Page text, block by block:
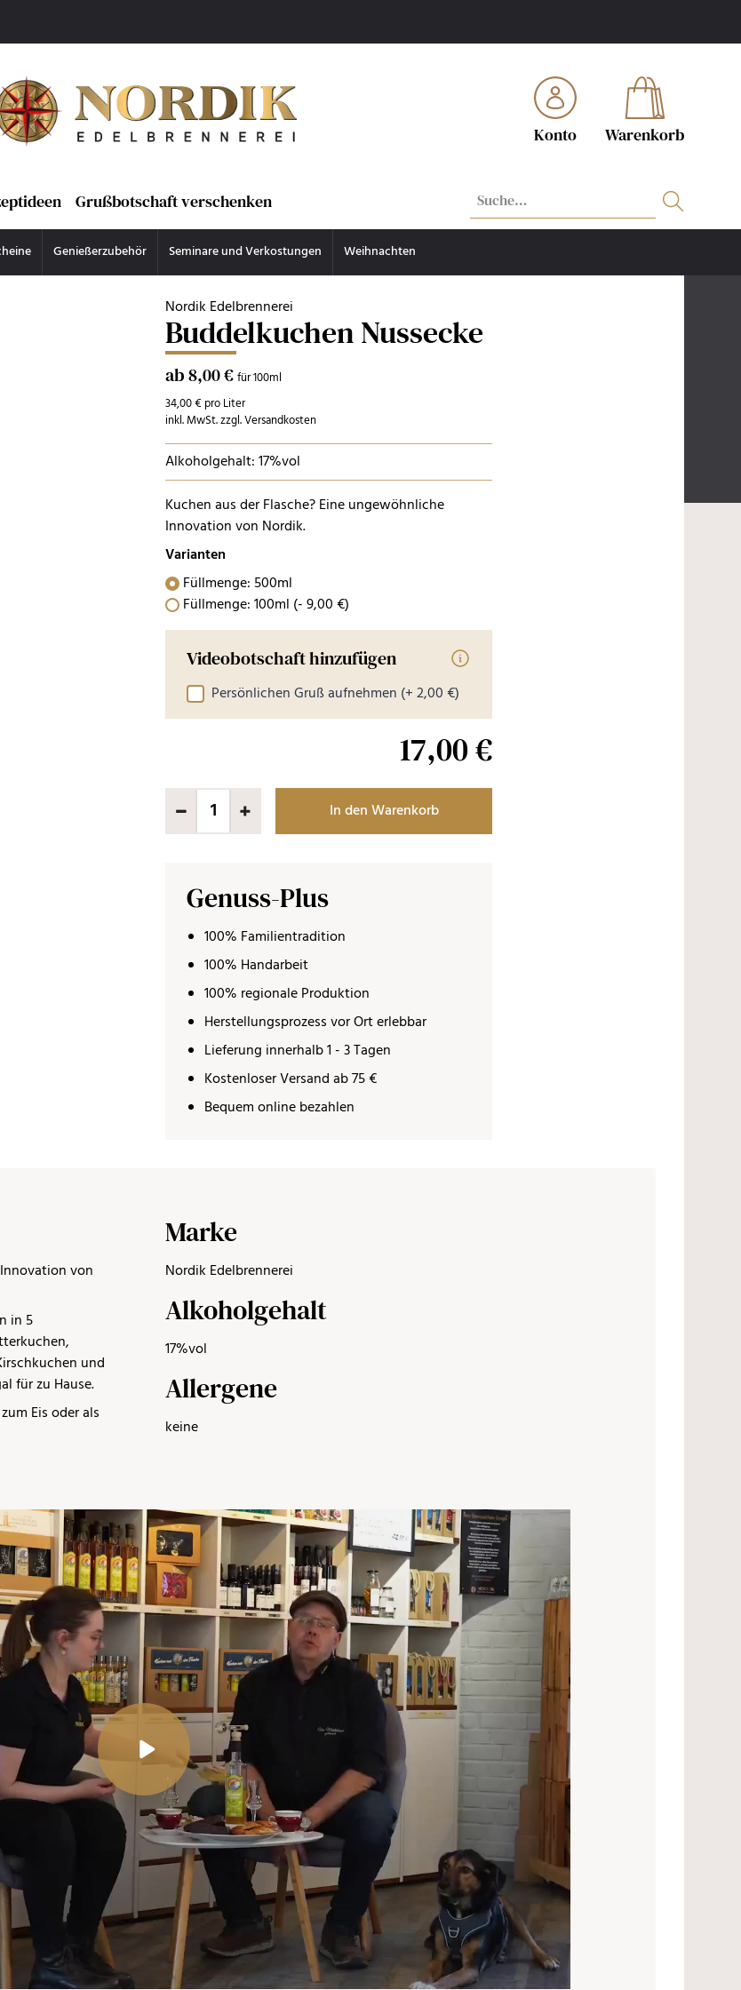
Konto Warenkorb
Grußbotschaft verschenken
Genießerzubehör Seminare und Verkostungen Weihnachten
Nordik Edelbrennerei
Buddelkuchen Nussecke
ab 8,00 €für 100ml
34,00 € pro Liter
inkl. MwSt. zzgl. Versandkosten
Alkoholgehalt: 17%vol
Kuchen aus der Flasche? Eine ungewöhnliche
Innovation von Nordik.
Varianten
Füllmenge: 500ml
Füllmenge: 100ml (-9,00€)
Videobotschaft hinzufügen Informationen zur Videobotschaft
Persönlichen Gruß aufnehmen (+ 2,00 €)
17,00 €
In den Warenkorb
Genuss-Plus
100% Familientradition
100% Handarbeit
100% regionale Produktion
Herstellungsprozess vor Ort erlebbar
Lieferung innerhalb 1 - 3 Tagen
Kostenloser Versand ab 75 €
Bequem online bezahlen
von
in 5
und
für zu Hause.
Eis oder als
Marke
Nordik Edelbrennerei
Alkoholgehalt
17%vol
Allergene
keine